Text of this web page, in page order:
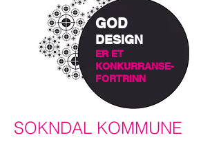
GOD
DESIGN
ER ET
KONKURRANSE-
FORTRINN
SOKNDAL KOMMUNE